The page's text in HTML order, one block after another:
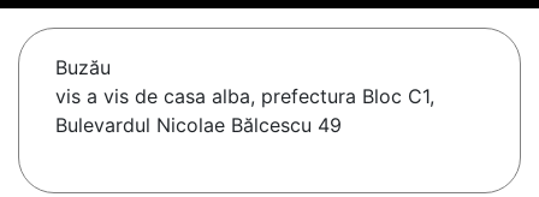
Buzău
vis a vis de casa alba, prefectura Bloc C1,
Bulevardul Nicolae Bălcescu 49